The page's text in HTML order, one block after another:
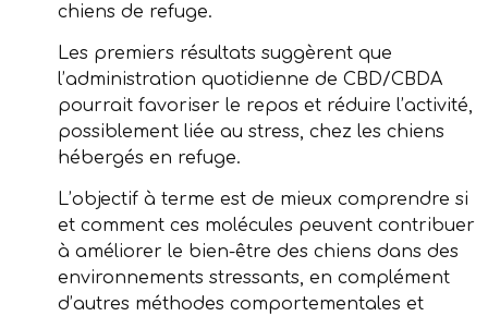
chiens de refuge.
Les premiers résultats suggèrent que
l’administration quotidienne de CBD/CBDA
pourrait favoriser le repos et réduire l’activité,
possiblement liée au stress, chez les chiens
hébergés en refuge.
L’objectif à terme est de mieux comprendre si
et comment ces molécules peuvent contribuer
à améliorer le bien-être des chiens dans des
environnements stressants, en complément
d’autres méthodes comportementales et